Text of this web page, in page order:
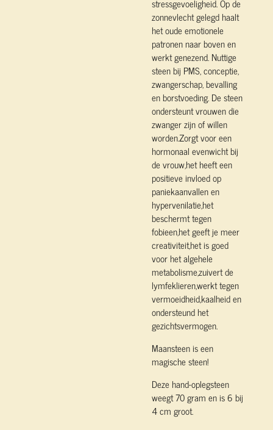
stressgevoeligheid. Op de
zonnevlecht gelegd haalt
het oude emotionele
patronen naar boven en
werkt genezend. Nuttige
steen bij PMS, conceptie,
zwangerschap, bevalling
en borstvoeding. De steen
ondersteunt vrouwen die
zwanger zijn of willen
worden.Zorgt voor een
hormonaal evenwicht bij
de vrouw,het heeft een
positieve invloed op
paniekaanvallen en
hypervenilatie,het
beschermt tegen
fobieen,het geeft je meer
creativiteit,het is goed
voor het algehele
metabolisme,zuivert de
lymfeklieren,werkt tegen
vermoeidheid,kaalheid en
ondersteund het
gezichtsvermogen.
Maansteen is een
magische steen!
Deze hand-oplegsteen
weegt 70 gram en is 6 bij
4 cm groot.